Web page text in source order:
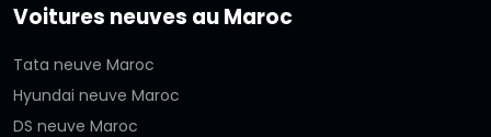
Voitures neuves au Maroc
Tata neuve Maroc
Hyundai neuve Maroc
DS neuve Maroc